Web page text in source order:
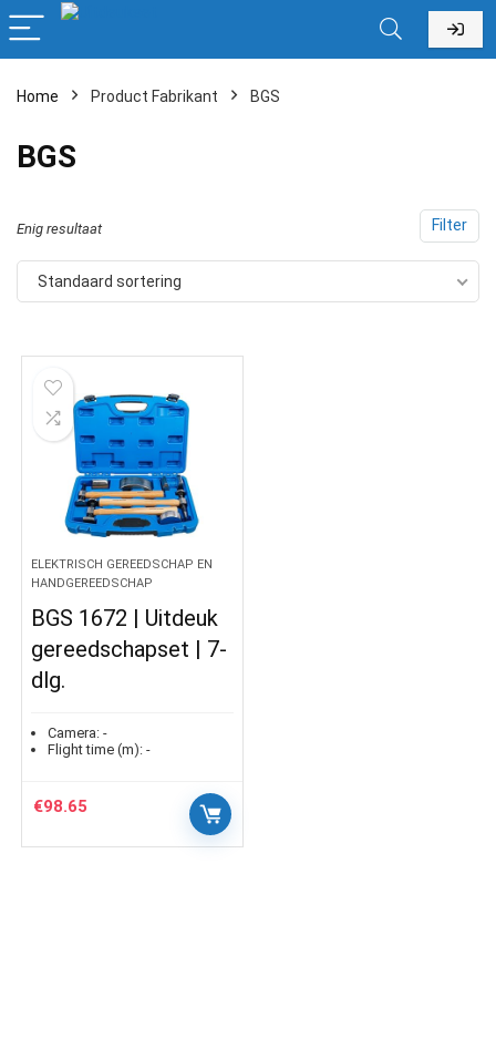
Home Product Fabrikant ‎BGS
‎BGS
Filter
Enig resultaat
Standaard sortering
ELEKTRISCH GEREEDSCHAP EN
HANDGEREEDSCHAP
BGS 1672 | Uitdeuk
gereedschapset | 7-
dlg.
Camera: -
Flight time (m): -
€98.65